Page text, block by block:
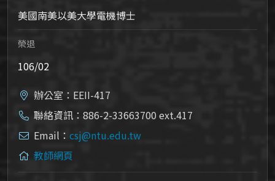
美國南美以美大學電機博士
榮退
106/02
辦公室：EEII-417
聯絡資訊：886-2-33663700 ext.417
Email： csj@ntu.edu.tw
教師網頁